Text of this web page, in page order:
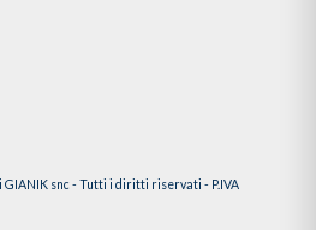
snc - Tutti i diritti riservati - P.IVA